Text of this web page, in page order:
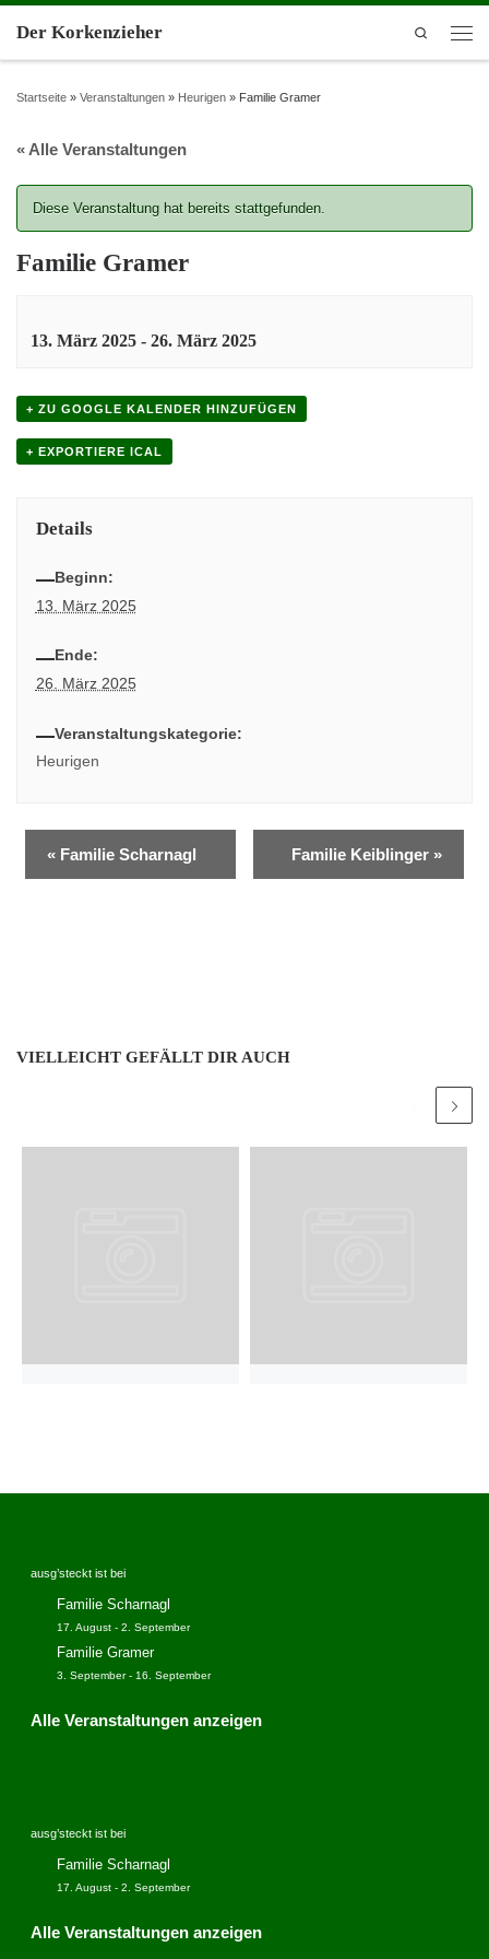
Der Korkenzieher Search
Startseite » Veranstaltungen » Heurigen » Familie Gramer
« Alle Veranstaltungen
Diese Veranstaltung hat bereits stattgefunden.
Familie Gramer
13. März 2025 - 26. März 2025
+ ZU GOOGLE KALENDER HINZUFÜGEN
+ EXPORTIERE ICAL
Details
Beginn:
13. März 2025
Ende:
26. März 2025
Veranstaltungskategorie:
Heurigen
« Familie Scharnagl Familie Keiblinger »
VIELLEICHT GEFÄLLT DIR AUCH
ausg’steckt ist bei
Familie Scharnagl
17. August- 2. September
Familie Gramer
3. September- 16. September
Alle Veranstaltungen anzeigen
ausg’steckt ist bei
Familie Scharnagl
17. August- 2. September
Alle Veranstaltungen anzeigen